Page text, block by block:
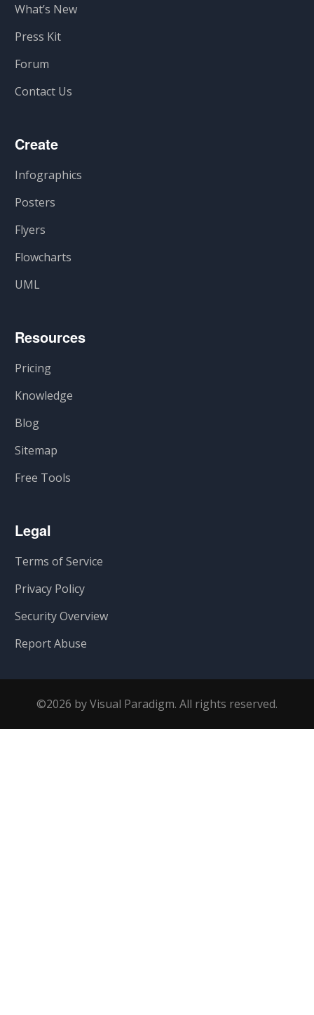
What’s New
Press Kit
Forum
Contact Us
Create
Infographics
Posters
Flyers
Flowcharts
UML
Resources
Pricing
Knowledge
Blog
Sitemap
Free Tools
Legal
Terms of Service
Privacy Policy
Security Overview
Report Abuse
©2026 by Visual Paradigm. All rights reserved.